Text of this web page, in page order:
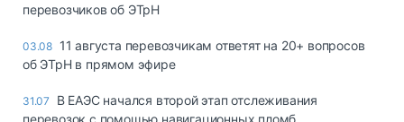
перевозчиков об ЭТрН
03.08 11 августа перевозчикам ответят на 20+ вопросов
об ЭТрН в прямом эфире
31.07
В ЕАЭС начался второй этап отслеживания